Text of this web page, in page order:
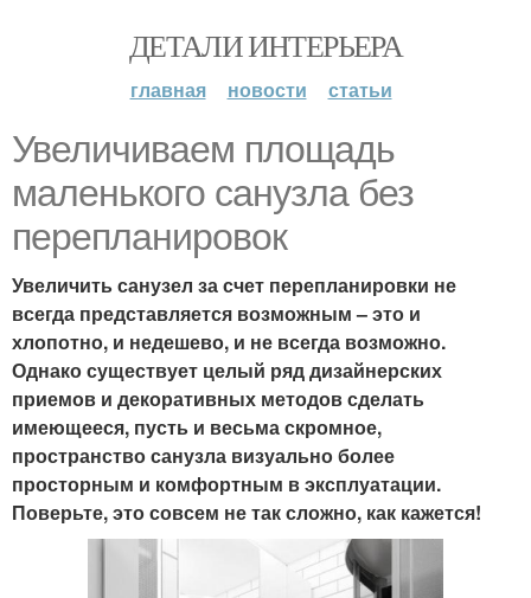
ДЕТАЛИ ИНТЕРЬЕРА
главная новости статьи
Увеличиваем площадь
маленького санузла без
перепланировок
Увеличить санузел за счет перепланировки не
всегда представляется возможным – это и
хлопотно, и недешево, и не всегда возможно.
Однако существует целый ряд дизайнерских
приемов и декоративных методов сделать
имеющееся, пусть и весьма скромное,
пространство санузла визуально более
просторным и комфортным в эксплуатации.
Поверьте, это совсем не так сложно, как кажется!